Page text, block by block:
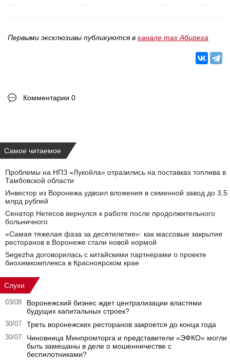
Первыми эксклюзивы публикуются в канале max Абирега
Комментарии 0
Самое читаемое
Проблемы на НПЗ «Лукойла» отразились на поставках топлива в
Тамбовской области
Инвестор из Воронежа удвоил вложения в семенной завод до 3,5
млрд рублей
Сенатор Нетесов вернулся к работе после продолжительного
больничного
«Самая тяжелая фаза за десятилетие»: как массовые закрытия
ресторанов в Воронеже стали новой нормой
Segezha договорилась с китайскими партнерами о проекте
биохимкомплекса в Красноярском крае
Слухи
03/08
Воронежский бизнес ждет централизации властями
будущих капитальных строек?
30/07 Треть воронежских ресторанов закроется до конца года
30/07
Чиновница Минпромторга и представители «ЭФКО» могли
быть замешаны в деле о мошенничестве с
беспилотниками?